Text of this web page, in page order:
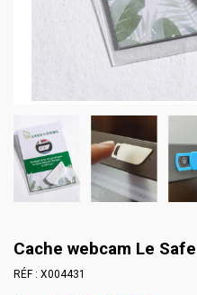
Cache webcam Le
RÉF : X004431